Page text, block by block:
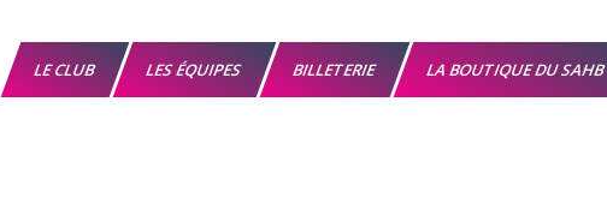
LE CLUB LES ÉQUIPES BILLETERIE LA BOUTIQUE DU SAHB